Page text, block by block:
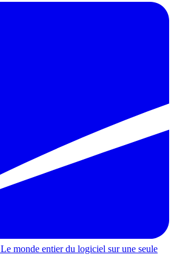
Le monde entier du logiciel sur une seule